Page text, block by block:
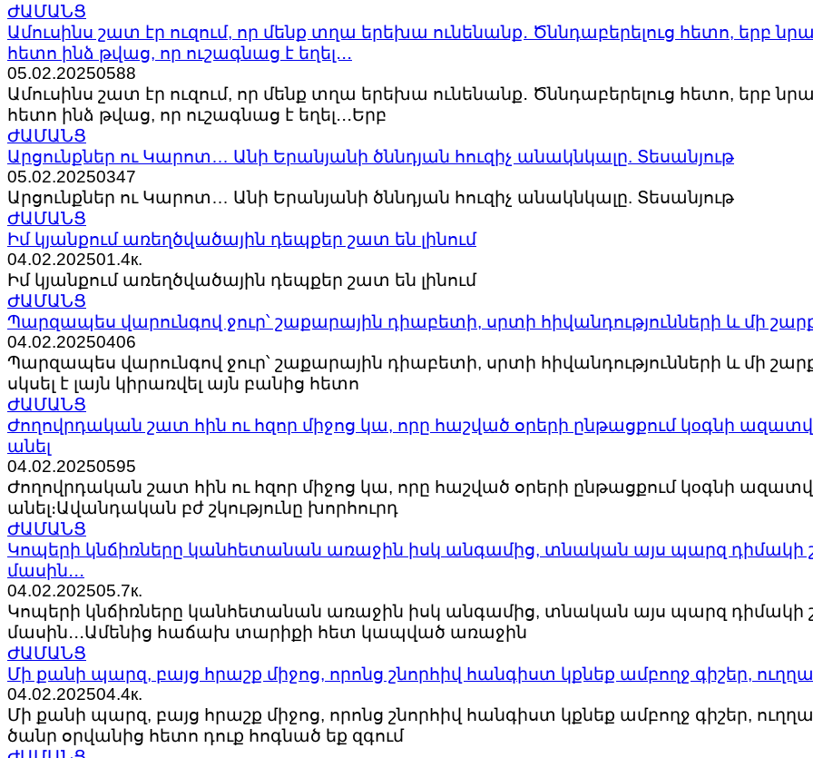
ԺԱՄԱՆՑ
Ամուսինս շատ էր ուզում, որ մենք տղա երեխա ունենանք․ Ծննդաբերելուց հետո, երբ
հետո ինձ թվաց, որ ուշագնաց է եղել․․․
05.02.20250588
Ամուսինս շատ էր ուզում, որ մենք տղա երեխա ունենանք․ Ծննդաբերելուց հետո, երբ
հետո ինձ թվաց, որ ուշագնաց է եղել․․․Երբ
ԺԱՄԱՆՑ
Արցունքներ ու Կարոտ… Անի Երանյանի ծննդյան հուզիչ անակնկալը. Տեսանյութ
05.02.20250347
Արցունքներ ու Կարոտ… Անի Երանյանի ծննդյան հուզիչ անակնկալը. Տեսանյութ
ԺԱՄԱՆՑ
Իմ կյանքում առեղծվածային դեպքեր շատ են լինում
04.02.202501.4к.
Իմ կյանքում առեղծվածային դեպքեր շատ են լինում
ԺԱՄԱՆՑ
Պարզապես վարունգով ջուր՝ շաքարային դիաբետի, սրտի հիվանդությունների և մի շարք
04.02.20250406
Պարզապես վարունգով ջուր՝ շաքարային դիաբետի, սրտի հիվանդությունների և մի շարք
սկսել է լայն կիրառվել այն բանից հետո
ԺԱՄԱՆՑ
Ժողովրդական շատ հին ու հզոր միջոց կա, որը հաշված օրերի ընթացքում կoգնի
անել
04.02.20250595
Ժողովրդական շատ հին ու հզոր միջոց կա, որը հաշված օրերի ընթացքում կoգնի
անել։Ավանդական բժ շկությունը խորհուրդ
ԺԱՄԱՆՑ
Կոպերի կնճիռները կանհետանան առաջին իսկ անգամից, տնական այս պարզ դիմակի
մասին․․․
04.02.202505.7к.
Կոպերի կնճիռները կանհետանան առաջին իսկ անգամից, տնական այս պարզ դիմակի
մասին․․․Ամենից հաճախ տարիքի հետ կապված առաջին
ԺԱՄԱՆՑ
Մի քանի պարզ, բայց հրաշք միջոց, որոնց շնորհիվ հանգիստ կքնեք ամբողջ գիշեր,
04.02.202504.4к.
Մի քանի պարզ, բայց հրաշք միջոց, որոնց շնորհիվ հանգիստ կքնեք ամբողջ գիշեր,
ծանր օրվանից հետո դուք հոգնած եք զգում